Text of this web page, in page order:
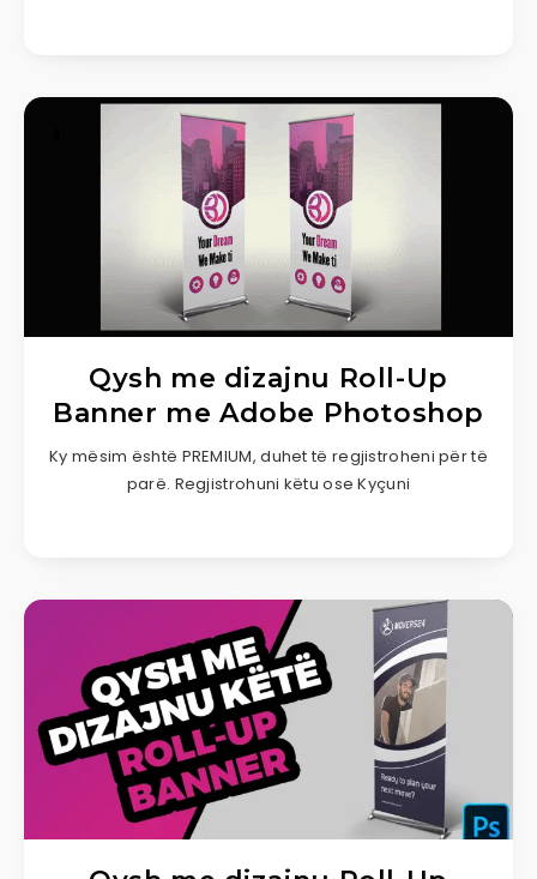
Qysh me dizajnu Roll-Up
Banner me Adobe Photoshop
Ky mësim është PREMIUM, duhet të regjistroheni për të
parë. Regjistrohuni këtu ose Kyçuni